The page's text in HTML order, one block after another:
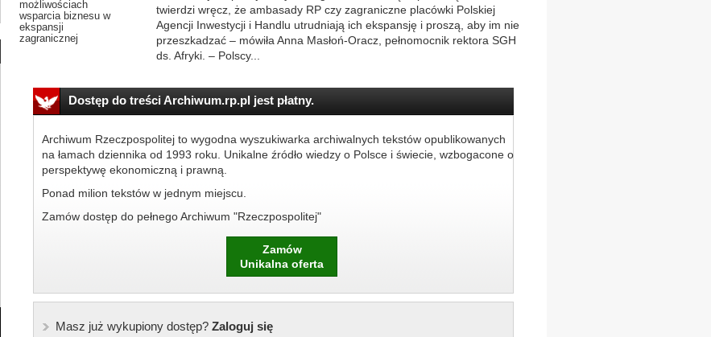
możliwościach
wsparcia biznesu w
ekspansji
zagranicznej
twierdzi wręcz, że ambasady RP czy zagraniczne placówki Polskiej
Agencji Inwestycji i Handlu utrudniają ich ekspansję i proszą, aby im nie
przeszkadzać – mówiła Anna Masłoń-Oracz, pełnomocnik rektora SGH
ds. Afryki. – Polscy...
Dostęp do treści Archiwum.rp.pl jest płatny.
Archiwum Rzeczpospolitej to wygodna wyszukiwarka archiwalnych tekstów opublikowanych
na łamach dziennika od 1993 roku. Unikalne źródło wiedzy o Polsce i świecie, wzbogacone o
perspektywę ekonomiczną i prawną.
Ponad milion tekstów w jednym miejscu.
Zamów dostęp do pełnego Archiwum "Rzeczpospolitej"
Zamów
Unikalna oferta
Masz już wykupiony dostęp?Zaloguj się